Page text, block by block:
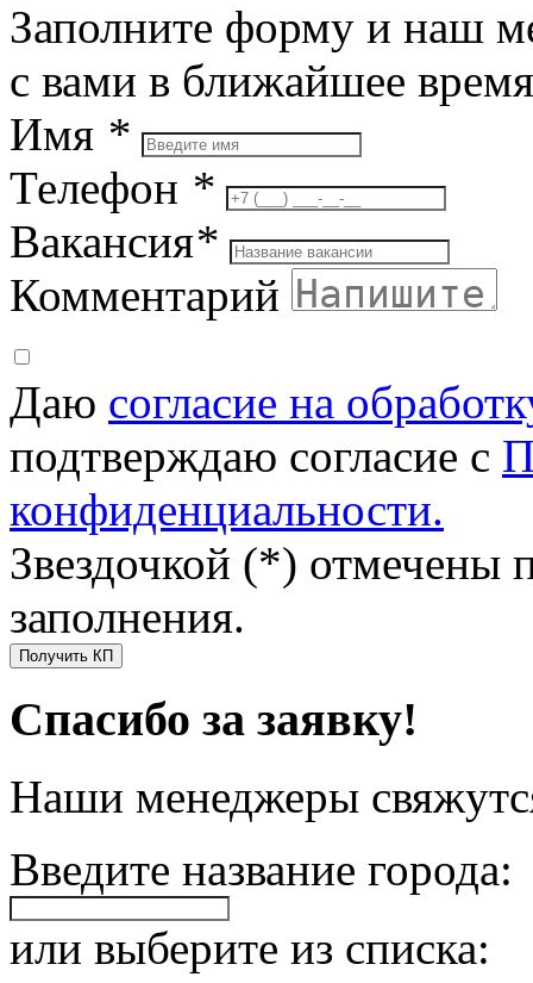
Заполните форму и наш
с вами в ближайшее время
Имя *
Телефон *
Вакансия*
Комментарий
Даю согласие на
подтверждаю согласие с
конфиденциальности.
Звездочкой (*) отмечены
заполнения.
Получить КП
Спасибо за заявку!
Наши менеджеры
Введите название города:
или выберите из списка: